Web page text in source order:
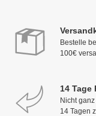
Bestelle
100€
14 Tage
Nicht
14 Tagen